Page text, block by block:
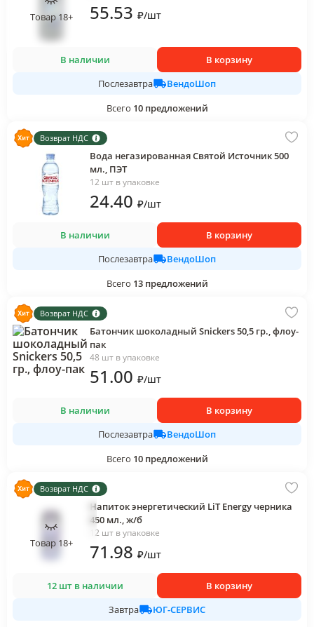
Товар 18+ 55.53 ₽/шт
В наличии
В корзину
Послезавтра
ВендоШоп
Всего 10 предложений
Возврат НДС
Вода негазированная Святой Источник 500
мл., ПЭТ
12 шт в упаковке
24.40 ₽/шт
В наличии
В корзину
Послезавтра
ВендоШоп
Всего 13 предложений
Возврат НДС
Батончик шоколадный Snickers 50,5 гр., флоу-
пак
48 шт в упаковке
51.00 ₽/шт
В наличии
В корзину
Послезавтра
ВендоШоп
Всего 10 предложений
Возврат НДС
Товар 18+
Напиток энергетический LiT Energy черника
450 мл., ж/б
12 шт в упаковке
71.98 ₽/шт
12 шт в наличии
В корзину
Завтра
ЮГ-СЕРВИС